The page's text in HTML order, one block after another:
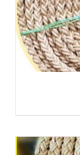
CATALOGUE
LIÊN HỆ